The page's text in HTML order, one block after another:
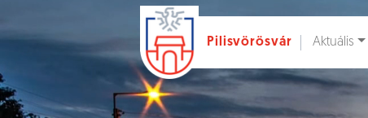
Ugrás a fő tartalomhoz
Pilisvörösvár Aktuális